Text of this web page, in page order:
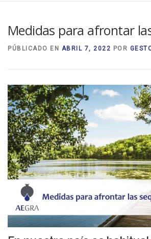
Medidas para afrontar
PÚBLICADO EN ABRIL 7, 2022 POR